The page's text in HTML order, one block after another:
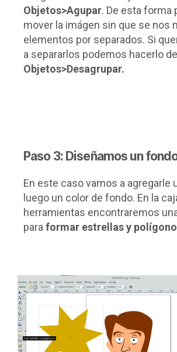
Objetos>Agupar. De esta forma
mover la imágen sin que se nos
elementos por separados. Si
a separarlos podemos hacerlo
Objetos>Desagrupar.
Paso 3: Diseñamos un
En este caso vamos a agregarle
luego un color de fondo. En la
herramientas encontraremos
paraformar estrellas y